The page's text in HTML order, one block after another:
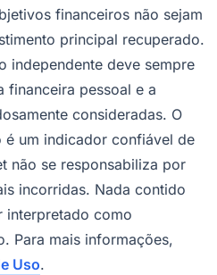
financeiros não sejam
principal recuperado.
independente deve sempre
financeira pessoal e a
consideradas. O
é um indicador confiável de
não se responsabiliza por
incorridas. Nada contido
interpretado como
Para mais informações,
Uso.